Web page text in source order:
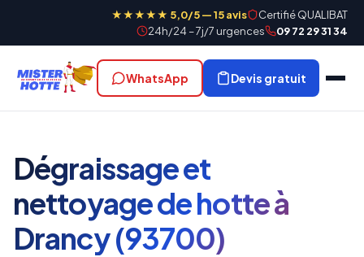
★★★★★ 5,0/5 — 15 avis
Certifié QUALIBAT
24h/24 – 7j/7 urgences
09 72 29 31 34
WhatsApp Devis gratuit
Dégraissage et
nettoyage de hotte à
Drancy (93700)